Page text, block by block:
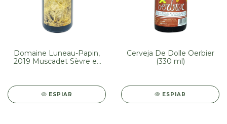
Domaine Luneau-Papin,
2019 Muscadet Sèvre et
ESPIAR
Cerveja De Dolle Oerbier
(330 ml)
ESPIAR